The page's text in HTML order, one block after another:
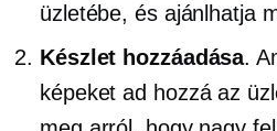
üzletébe, és ajánlhatja
Készlet hozzáadása.
képeket ad hozzá az